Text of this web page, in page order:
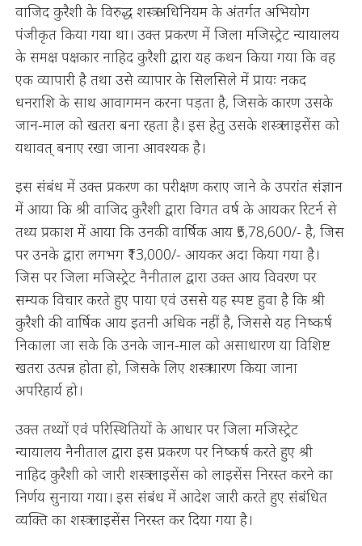
वाजिद कुरैशी के विरुद्ध शस्त्र अधिनियम के अंतर्गत अभियोग
पंजीकृत किया गया था। उक्त प्रकरण में जिला मजिस्ट्रेट न्यायालय
के समक्ष पक्षकार नाहिद कुरैशी द्वारा यह कथन किया गया कि वह
एक व्यापारी है तथा उसे व्यापार के सिलसिले में प्रायः नकद
धनराशि के साथ आवागमन करना पड़ता है, जिसके कारण उसके
जान-माल को खतरा बना रहता है। इस हेतु उसके शस्त्र लाइसेंस को
यथावत् बनाए रखा जाना आवश्यक है।
इस संबंध में उक्त प्रकरण का परीक्षण कराए जाने के उपरांत संज्ञान
में आया कि श्री वाजिद कुरैशी द्वारा विगत वर्ष के आयकर रिटर्न से
तथ्य प्रकाश में आया कि उनकी वार्षिक आय ₹5,78,600/- है, जिस
पर उनके द्वारा लगभग ₹13,000/- आयकर अदा किया गया है।
जिस पर जिला मजिस्ट्रेट नैनीताल द्वारा उक्त आय विवरण पर
सम्यक विचार करते हुए पाया एवं उससे यह स्पष्ट हुवा है कि श्री
कुरैशी की वार्षिक आय इतनी अधिक नहीं है, जिससे यह निष्कर्ष
निकाला जा सके कि उनके जान-माल को असाधारण या विशिष्ट
खतरा उत्पन्न होता हो, जिसके लिए शस्त्र धारण किया जाना
अपरिहार्य हो।
उक्त तथ्यों एवं परिस्थितियों के आधार पर जिला मजिस्ट्रेट
न्यायालय नैनीताल द्वारा इस प्रकरण पर निष्कर्ष करते हुए श्री
नाहिद कुरैशी को जारी शस्त्र लाइसेंस को लाइसेंस निरस्त करने का
निर्णय सुनाया गया। इस संबंध में आदेश जारी करते हुए संबंधित
व्यक्ति का शस्त्र लाइसेंस निरस्त कर दिया गया है।